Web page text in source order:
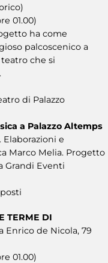
01.00)
ha come
palcoscenico a
che si
di Palazzo
a Palazzo Altemps
Elaborazioni e
Marco Melia. Progetto
Grandi Eventi
TERME DI
Enrico de Nicola, 79
01.00)